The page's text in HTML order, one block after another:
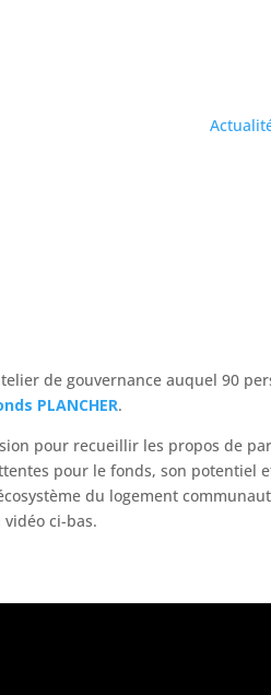
de gouvernance auquel 90
PLANCHER.
pour recueillir les propos de
pour le fonds, son potentiel
du logement
ci-bas.